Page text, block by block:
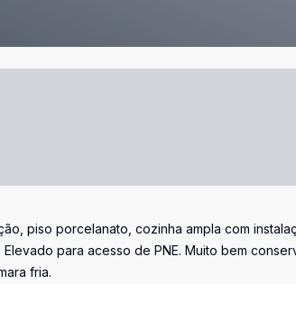
piso porcelanato, cozinha ampla com
para acesso de PNE. Muito bem
fria.